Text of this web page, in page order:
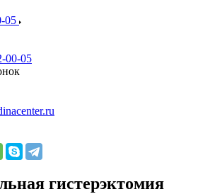
05
00-05
гистерэктомия